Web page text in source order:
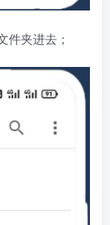
件夹进去；